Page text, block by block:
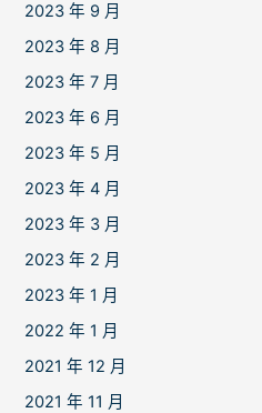
2023 年 9 月
2023 年 8 月
2023 年 7 月
2023 年 6 月
2023 年 5 月
2023 年 4 月
2023 年 3 月
2023 年 2 月
2023 年 1 月
2022 年 1 月
2021 年 12 月
2021 年 11 月